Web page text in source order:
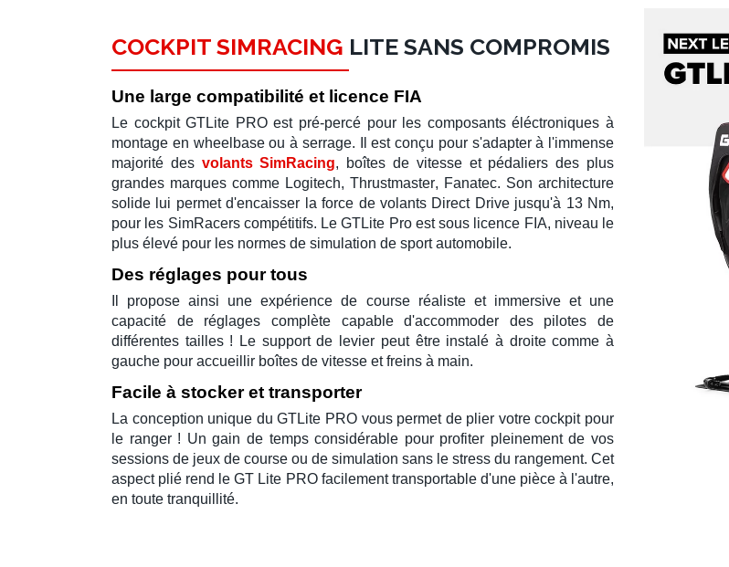
COCKPIT SIMRACING LITE SANS COMPROMIS
Une large compatibilité et licence FIA
Le cockpit GTLite PROest pré-percé pour les composants éléctroniques à
montage en wheelbaseou à serrage.
Il est conçu pour s'adapter à l'immense
majorité des volants SimRacing, boîtes de vitesse et pédaliers des plus
grandes marques comme Logitech, Thrustmaster, Fanatec. Son architecture
solide lui permet d'encaisser la force de volants Direct Drivejusqu'à 13 Nm,
pour les SimRacerscompétitifs. LeGTLite Proest sous licence FIA, niveau le
plus élevé pour les normes de simulation de sport automobile.
Des réglages pour tous
Il propose ainsi uneexpérience de courseréaliste et immersive et une
capacité de réglages complète capable d'accommoder des pilotes de
différentes tailles ! Le support de levier peut être instalé à droite comme à
gauche pour accueillir boîtes de vitesse etfreins à main.
Facile à stocker et transporter
La conception unique duGTLite PROvous permet de plier votrecockpitpour
le ranger ! Un gain de temps considérable pour profiter pleinement de vos
sessions de jeux de course ou de simulation sans le stress du rangement. Cet
aspect plié rend leGT Lite PROfacilement transportable d'une pièce à l'autre,
en toute tranquillité.